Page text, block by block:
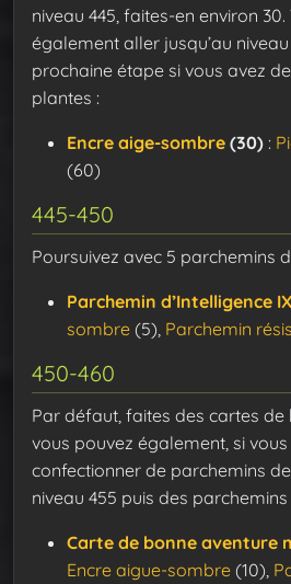
niveau 445, faites-en environ
également aller jusqu’au
prochaine étape si vous avez
plantes :
Encre aige-sombre (30) :
(60)
445-450
Poursuivez avec 5 parchemins
Parchemin d’Intelligence IX
sombre (5), Parchemin
450-460
Par défaut, faites des cartes de
vous pouvez également, si vous
confectionner de parchemins
niveau 455 puis des parchemins
Carte de bonne aventure
Encre aigue-sombre (10),